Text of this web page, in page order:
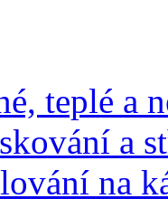
teplé a
a
na